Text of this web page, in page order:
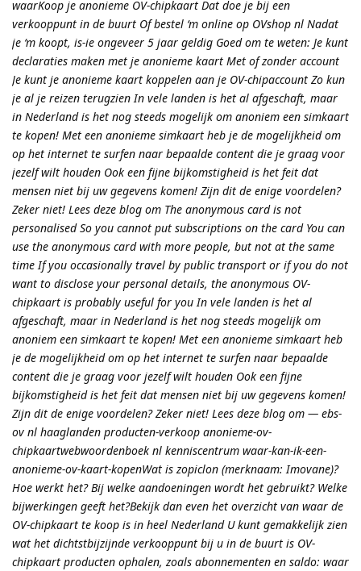
waarKoop je anonieme OV-chipkaart Dat doe je bij een
verkooppunt in de buurt Of bestel ‘m online op OVshop nl Nadat
je ‘m koopt, is-ie ongeveer 5 jaar geldig Goed om te weten: Je kunt
declaraties maken met je anonieme kaart Met of zonder account
Je kunt je anonieme kaart koppelen aan je OV-chipaccount Zo kun
je al je reizen terugzien In vele landen is het al afgeschaft, maar
in Nederland is het nog steeds mogelijk om anoniem een simkaart
te kopen! Met een anonieme simkaart heb je de mogelijkheid om
op het internet te surfen naar bepaalde content die je graag voor
jezelf wilt houden Ook een fijne bijkomstigheid is het feit dat
mensen niet bij uw gegevens komen! Zijn dit de enige voordelen?
Zeker niet! Lees deze blog om The anonymous card is not
personalised So you cannot put subscriptions on the card You can
use the anonymous card with more people, but not at the same
time If you occasionally travel by public transport or if you do not
want to disclose your personal details, the anonymous OV-
chipkaart is probably useful for you In vele landen is het al
afgeschaft, maar in Nederland is het nog steeds mogelijk om
anoniem een simkaart te kopen! Met een anonieme simkaart heb
je de mogelijkheid om op het internet te surfen naar bepaalde
content die je graag voor jezelf wilt houden Ook een fijne
bijkomstigheid is het feit dat mensen niet bij uw gegevens komen!
Zijn dit de enige voordelen? Zeker niet! Lees deze blog om — ebs-
ov nl haaglanden producten-verkoop anonieme-ov-
chipkaartwebwoordenboek nl kenniscentrum waar-kan-ik-een-
anonieme-ov-kaart-kopenWat is zopiclon (merknaam: Imovane)?
Hoe werkt het? Bij welke aandoeningen wordt het gebruikt? Welke
bijwerkingen geeft het?Bekijk dan even het overzicht van waar de
OV-chipkaart te koop is in heel Nederland U kunt gemakkelijk zien
wat het dichtstbijzijnde verkooppunt bij u in de buurt is OV-
chipkaart producten ophalen, zoals abonnementen en saldo: waar